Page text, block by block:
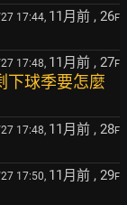
17:44, 11月前 , 26F
17:48, 11月前 , 27F
下球季要怎麼
17:48, 11月前 , 28F
17:50, 11月前 , 29F